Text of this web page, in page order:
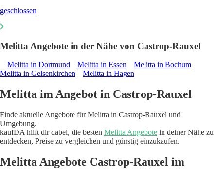
geschlossen
Melitta Angebote in der Nähe von Castrop-Rauxel
Melitta in Dortmund Melitta in Essen
Melitta in Bochum
Melitta in Gelsenkirchen
Melitta in Hagen
Melitta im Angebot in Castrop-Rauxel
Finde aktuelle Angebote für Melitta in Castrop-Rauxel und
Umgebung.
kaufDA hilft dir dabei, die besten Melitta Angebote in deiner Nähe zu
entdecken, Preise zu vergleichen und günstig einzukaufen.
Melitta Angebote Castrop-Rauxel im